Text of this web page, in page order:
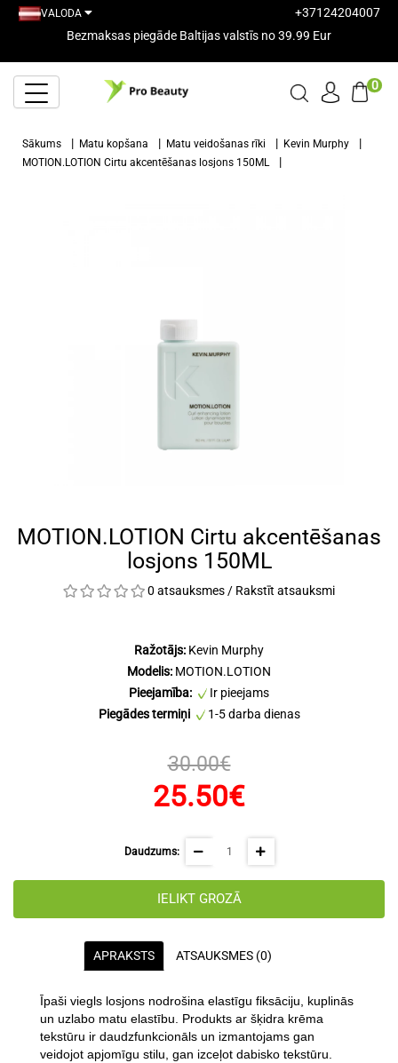
VALODA
+37124204007
Bezmaksas piegāde Baltijas valstīs no 39.99 Eur
0
Sākums Matu kopšana Matu veidošanas rīki
Kevin Murphy
MOTION.LOTION Cirtu akcentēšanas losjons 150ML
MOTION.LOTION Cirtu akcentēšanas
losjons 150ML
0 atsauksmes / Rakstīt atsauksmi
Ražotājs: Kevin Murphy
Modelis: MOTION.LOTION
Pieejamība:
Ir pieejams
Piegādes termiņi
1-5 darba dienas
30.00€
25.50€
Daudzums:
IELIKT GROZĀ
APRAKSTS ATSAUKSMES (0)
Īpaši viegls losjons nodrošina elastīgu fiksāciju, kuplinās
un uzlabo matu elastību. Produkts ar šķidra krēma
tekstūru ir daudzfunkcionāls un izmantojams gan
veidojot apjomīgu stilu, gan izceļot dabisko tekstūru.